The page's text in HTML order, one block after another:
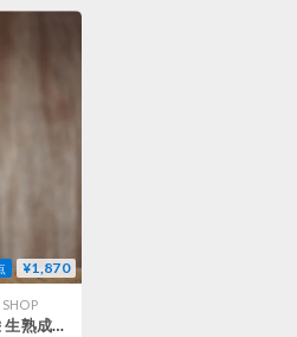
¥1,870
生酛太郎 純米 玉栄 生熟成 720ml